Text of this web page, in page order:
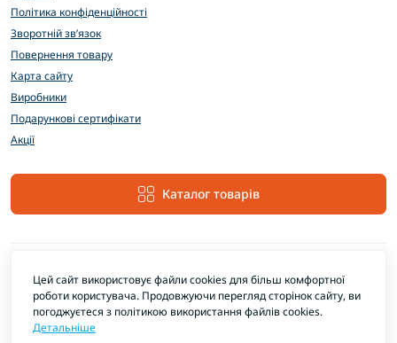
Політика конфіденційності
Зворотній зв’язок
Повернення товару
Карта сайту
Виробники
Подарункові сертифікати
Акції
Каталог товарів
Цей сайт використовує файли cookies для більш комфортної
роботи користувача. Продовжуючи перегляд сторінок сайту, ви
погоджуєтеся з політикою використання файлів cookies.
Детальніше